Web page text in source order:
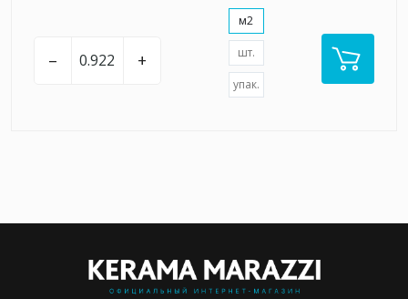
– +
м2
шт.
упак.